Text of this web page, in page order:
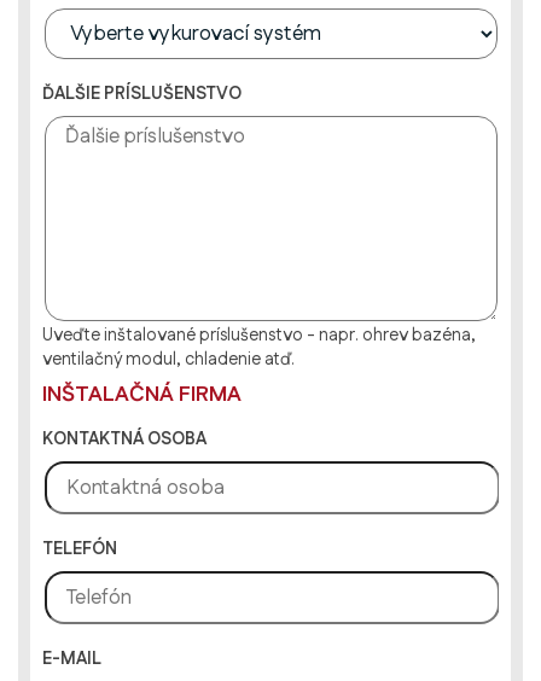
ĎALŠIE PRÍSLUŠENSTVO
Uveďte inštalované príslušenstvo - napr. ohrev bazéna,
ventilačný modul, chladenie atď.
INŠTALAČNÁ FIRMA
KONTAKTNÁ OSOBA
TELEFÓN
E-MAIL